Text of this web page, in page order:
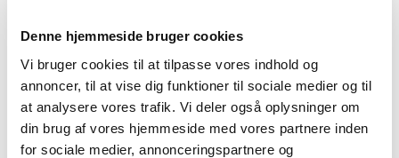
Denne hjemmeside bruger cookies
Vi bruger cookies til at tilpasse vores indhold og
annoncer, til at vise dig funktioner til sociale medier og til
at analysere vores trafik. Vi deler også oplysninger om
din brug af vores hjemmeside med vores partnere inden
for sociale medier, annonceringspartnere og
Relaterede produkter
Fast